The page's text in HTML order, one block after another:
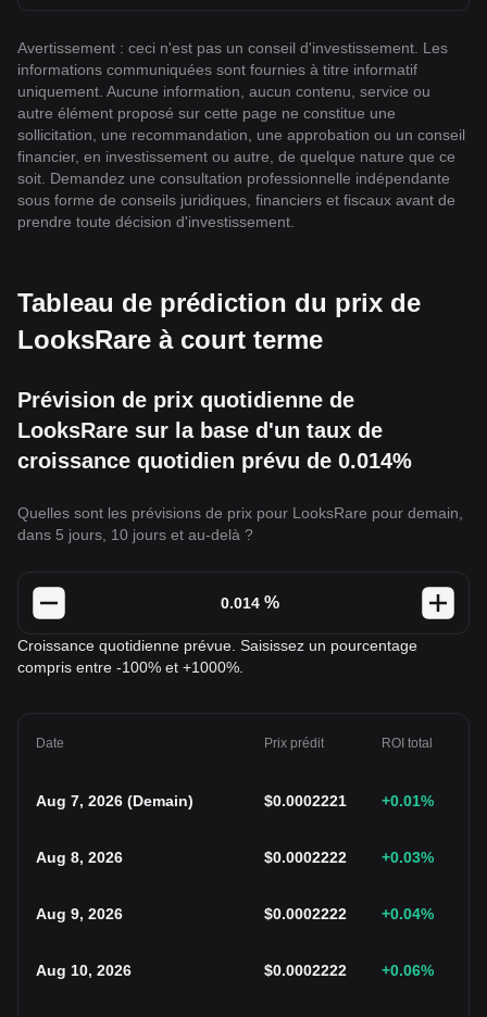
Avertissement : ceci n'est pas un conseil d'investissement. Les
informations communiquées sont fournies à titre informatif
uniquement. Aucune information, aucun contenu, service ou
autre élément proposé sur cette page ne constitue une
sollicitation, une recommandation, une approbation ou un conseil
financier, en investissement ou autre, de quelque nature que ce
soit. Demandez une consultation professionnelle indépendante
sous forme de conseils juridiques, financiers et fiscaux avant de
prendre toute décision d'investissement.
Tableau de prédiction du prix de
LooksRare à court terme
Prévision de prix quotidienne de
LooksRare sur la base d'un taux de
croissance quotidien prévu de 0.014%
Quelles sont les prévisions de prix pour LooksRare pour demain,
dans 5 jours, 10 jours et au-delà ?
%
Croissance quotidienne prévue. Saisissez un pourcentage
compris entre -100% et +1000%.
Date Prix prédit ROI total
Aug 7, 2026 (Demain) $0.0002221 +0.01%
Aug 8, 2026 $0.0002222 +0.03%
Aug 9, 2026 $0.0002222 +0.04%
Aug 10, 2026 $0.0002222 +0.06%